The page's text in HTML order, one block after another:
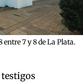
7 y 8 de La Plata.